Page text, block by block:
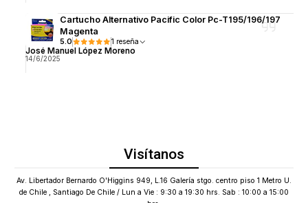
Cartucho Alternativo Pacific Color Pc-T195/196/197
Magenta
5.0 1 reseña
José Manuel López Moreno
14/6/2025
Visítanos
Av. Libertador Bernardo O'Higgins 949, L.16 Galería stgo. centro piso 1 Metro U.
de Chile , Santiago De Chile / Lun a Vie : 9:30 a 19:30 hrs. Sab : 10:00 a 15:00